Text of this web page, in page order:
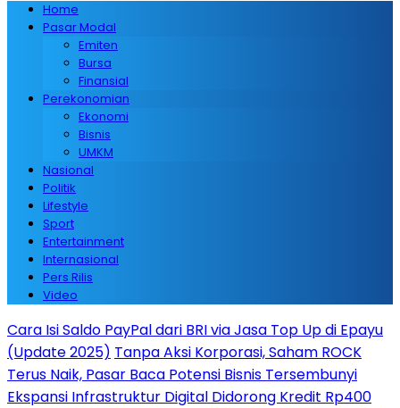
Home
Pasar Modal
Emiten
Bursa
Finansial
Perekonomian
Ekonomi
Bisnis
UMKM
Nasional
Politik
Lifestyle
Sport
Entertainment
Internasional
Pers Rilis
Video
Cara Isi Saldo PayPal dari BRI via Jasa Top Up di Epayu
(Update 2025) Tanpa Aksi Korporasi, Saham ROCK
Terus Naik, Pasar Baca Potensi Bisnis Tersembunyi
Ekspansi Infrastruktur Digital Didorong Kredit Rp400